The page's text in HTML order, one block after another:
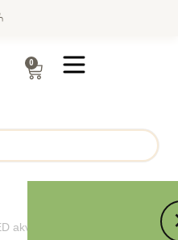
0
akvariumas 125l Baltas